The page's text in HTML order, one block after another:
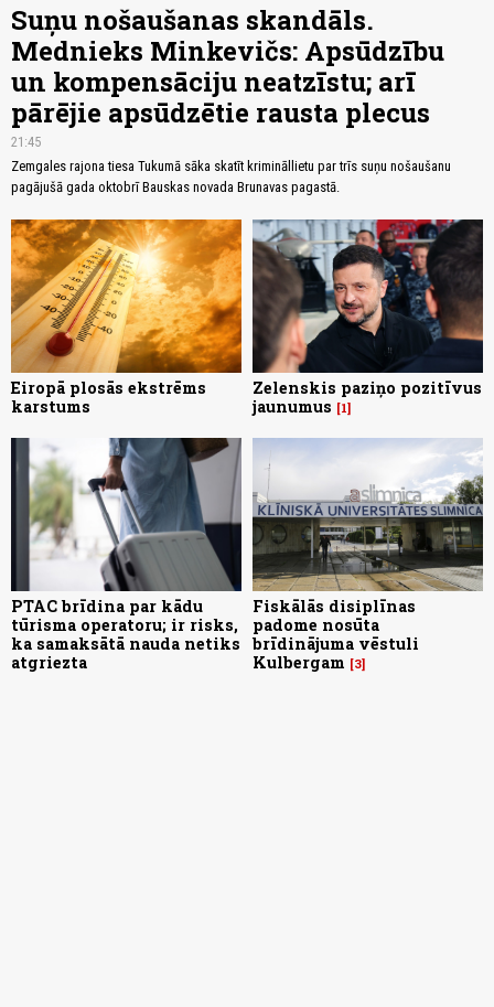
Suņu nošaušanas skandāls.
Mednieks Minkevičs: Apsūdzību
un kompensāciju neatzīstu; arī
pārējie apsūdzētie rausta plecus
21:45
Zemgales rajona tiesa Tukumā sāka skatīt krimināllietu par trīs suņu nošaušanu
pagājušā gada oktobrī Bauskas novada Brunavas pagastā.
Eiropā plosās ekstrēms
karstums
Zelenskis paziņo pozitīvus
jaunumus
1
PTAC brīdina par kādu
tūrisma operatoru; ir risks,
ka samaksātā nauda netiks
atgriezta
Fiskālās disiplīnas
padome nosūta
brīdinājuma vēstuli
Kulbergam
3